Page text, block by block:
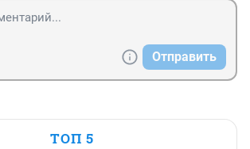
Отправить
ТОП 5